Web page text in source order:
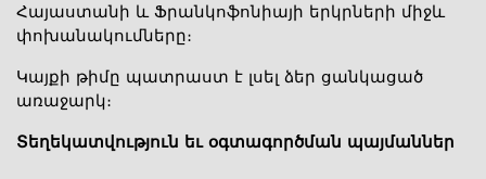
Հայաստանի և Ֆրանկոֆոնիայի երկրների միջև
փոխանակումները։
Կայքի թիմը պատրաստ է լսել ձեր ցանկացած
առաջարկ։
Տեղեկատվություն եւ օգտագործման պայմաններ